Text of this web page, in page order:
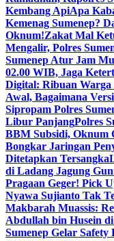
Kembang ApiApa
Kemenag Sumenep?
Oknum!Zakat Mal
Mengalir, Polres
Sumenep Atur Jam
02.00 WIB, Jaga
Digital: Ribuan Warga
Awal, Bagaimana
Sipropam Polres
Libur PanjangPolres
BBM Subsidi, Oknum
Bongkar Jaringan
Ditetapkan Tersangka
di Ladang Jagung
Pragaan Geger! Pick
Nyawa Sujianto Tak
Makbarah Muassis:
Abdullah bin Husein
Sumenep Gelar